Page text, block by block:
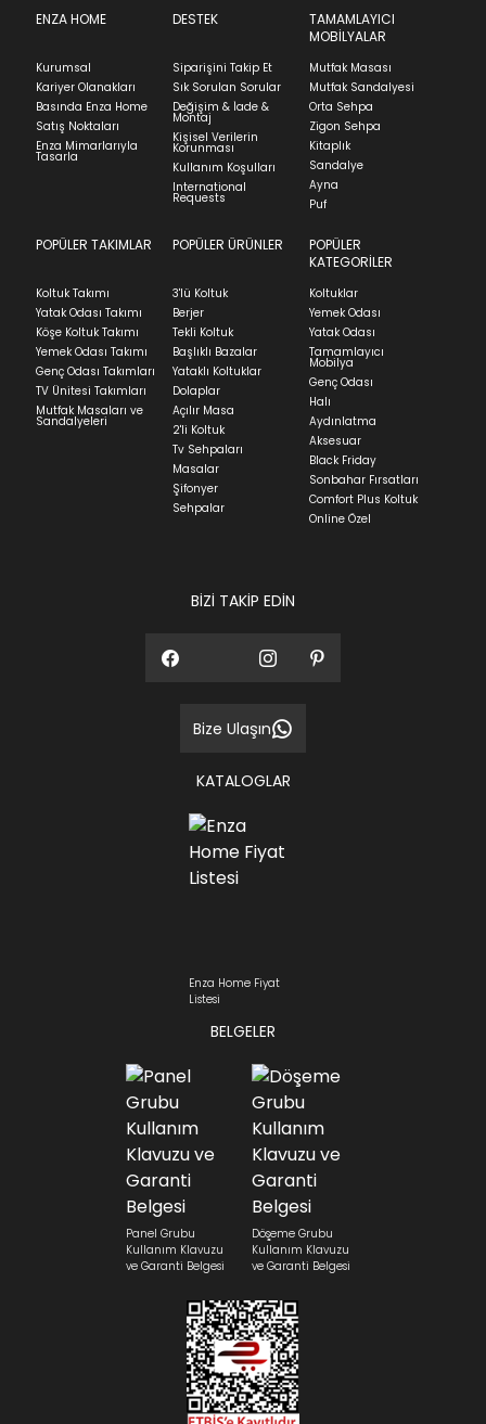
ENZA HOME
Kurumsal
Kariyer Olanakları
Basında Enza Home
Satış Noktaları
Enza Mimarlarıyla
Tasarla
DESTEK
Siparişini Takip Et
Sık Sorulan Sorular
Değişim & İade &
Montaj
Kişisel Verilerin
Korunması
Kullanım Koşulları
International
Requests
TAMAMLAYICI
MOBİLYALAR
Mutfak Masası
Mutfak Sandalyesi
Orta Sehpa
Zigon Sehpa
Kitaplık
Sandalye
Ayna
Puf
POPÜLER TAKIMLAR
Koltuk Takımı
Yatak Odası Takımı
Köşe Koltuk Takımı
Yemek Odası Takımı
Genç Odası Takımları
TV Ünitesi Takımları
Mutfak Masaları ve
Sandalyeleri
POPÜLER ÜRÜNLER
3'lü Koltuk
Berjer
Tekli Koltuk
Başlıklı Bazalar
Yataklı Koltuklar
Dolaplar
Açılır Masa
2'li Koltuk
Tv Sehpaları
Masalar
Şifonyer
Sehpalar
POPÜLER
KATEGORİLER
Koltuklar
Yemek Odası
Yatak Odası
Tamamlayıcı
Mobilya
Genç Odası
Halı
Aydınlatma
Aksesuar
Black Friday
Sonbahar Fırsatları
Comfort Plus Koltuk
Online Özel
BİZİ TAKİP EDİN
Bize Ulaşın
KATALOGLAR
Enza Home Fiyat
Listesi
BELGELER
Panel Grubu
Kullanım Klavuzu
ve Garanti Belgesi
Döşeme Grubu
Kullanım Klavuzu
ve Garanti Belgesi